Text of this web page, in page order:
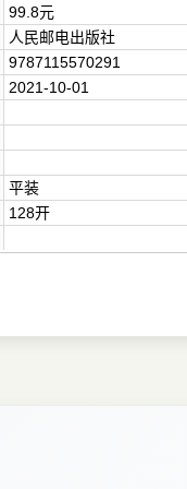
99.8元
人民邮电出版社
9787115570291
2021-10-01
平装
128开